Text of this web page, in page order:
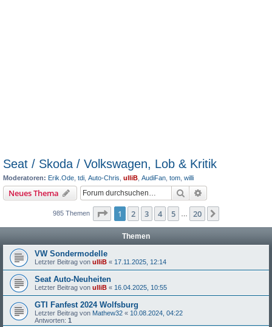
Seat / Skoda / Volkswagen, Lob & Kritik
Moderatoren: Erik.Ode tdi Auto-Chris ulliB AudiFan tom willi
Neues Thema Suche
985 Themen Seite 1von 20
1 2 3 4 5 20
Themen
VW Sondermodelle
Letzter Beitrag von ulliB « 17.11.2025, 12:14
Seat Auto-Neuheiten
Letzter Beitrag von ulliB « 16.04.2025, 10:55
GTI Fanfest 2024 Wolfsburg
Letzter Beitrag von Mathew32 « 10.08.2024, 04:22
Antworten: 1